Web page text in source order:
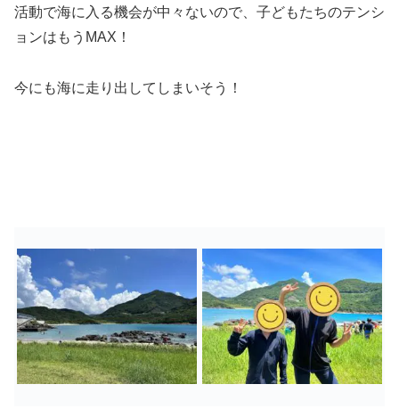
活動で海に入る機会が中々ないので、子どもたちのテンシ
ョンはもうMAX！
今にも海に走り出してしまいそう！